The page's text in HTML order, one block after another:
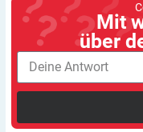
Mit
über